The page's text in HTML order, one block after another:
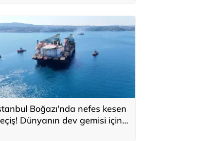
Boğazı'nda nefes kesen
Dünyanın dev gemisi için